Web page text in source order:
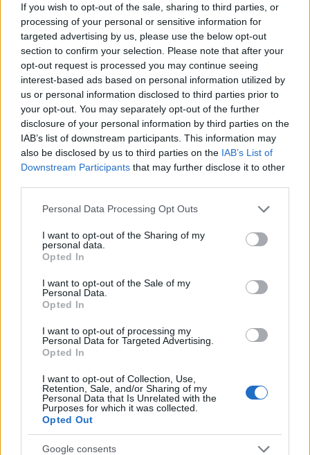
If you wish to opt-out of the sale, sharing to third parties, or
processing of your personal or sensitive information for
targeted advertising by us, please use the below opt-out
section to confirm your selection. Please note that after your
opt-out request is processed you may continue seeing
interest-based ads based on personal information utilized by
us or personal information disclosed to third parties prior to
your opt-out. You may separately opt-out of the further
disclosure of your personal information by third parties on the
IAB’s list of downstream participants. This information may
also be disclosed by us to third parties on the IAB’s List of
Downstream Participants that may further disclose it to other
Please note that this website/app uses one or more Google
not limited to your visit or usage behaviour. You may click to
grant or deny consent to Google and its third-party tags to
use your data for below specified purposes in below Google
consent section.
Personal Data Processing Opt Outs
I want to opt-out of the Sharing of my
personal data.
Opted In
I want to opt-out of the Sale of my
Personal Data.
Opted In
I want to opt-out of processing my
Personal Data for Targeted Advertising.
Opted In
I want to opt-out of Collection, Use,
Retention, Sale, and/or Sharing of my
Personal Data that Is Unrelated with the
Purposes for which it was collected.
Opted Out
Google consents
Ξεσπά η Ελένη Βουλγαράκη για τα
δημοσιεύματα χωρισμού με τον Φώτη
Ιωαννίδη: «Κάντε καμιά βουτιά με το κεφάλι να
δροσιστείτε»
07.08.2026
Λένα Παπαληγούρα για τον σύζυγό της, Άκη
Πάντο: «Ο γάμος μας είναι πολύ καλύτερος απ’
ό,τι είχα φανταστεί»